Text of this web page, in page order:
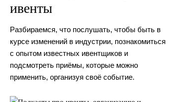
ивенты
Разбираемся, что послушать, чтобы быть в
курсе изменений в индустрии, познакомиться
с опытом известных ивентщиков и
подсмотреть приёмы, которые можно
применить, организуя своё событие.